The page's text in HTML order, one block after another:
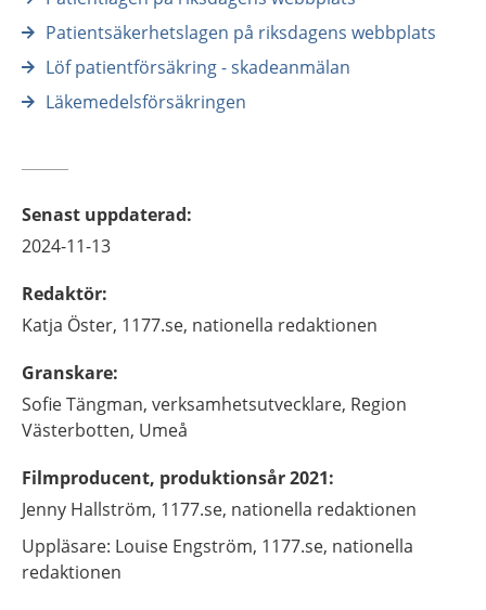
Patientsäkerhetslagen på riksdagens webbplats
Löf patientförsäkring - skadeanmälan
Läkemedelsförsäkringen
Senast uppdaterad:
2024-11-13
Redaktör:
Katja Öster, 1177.se, nationella redaktionen
Granskare:
SofieTängman, verksamhetsutvecklare, Region
Västerbotten, Umeå
Filmproducent, produktionsår 2021:
Jenny Hallström, 1177.se, nationella redaktionen
Uppläsare: Louise Engström, 1177.se, nationella
redaktionen